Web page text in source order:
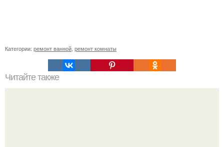
Категории: ремонт ванной ремонт комнаты
Читайте также